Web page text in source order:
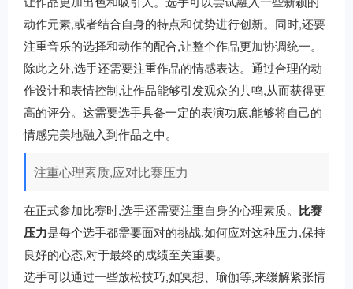
动作元素,或者结合自身的特点和优势进行创新。同时,还要
注重音乐的选择和动作的配合,让整个作品更加协调统一。
除此之外,选手还需要注重作品的情感表达。通过合理的动
作设计和表情控制,让作品能够引发观众的共鸣,从而获得更
高的评分。这需要选手具备一定的表演功底,能够将自己的
情感完美地融入到作品之中。
注重心理素质,应对比赛压力
在正式参加比赛时,选手还需要注重自身的心理素质。 比赛
压力是每个选手都需要面对的挑战,如何应对这种压力,保持
良好的心态,对于最终的成绩至关重要。
选手可以通过一些放松技巧,如冥想、瑜伽等,来缓解紧张情